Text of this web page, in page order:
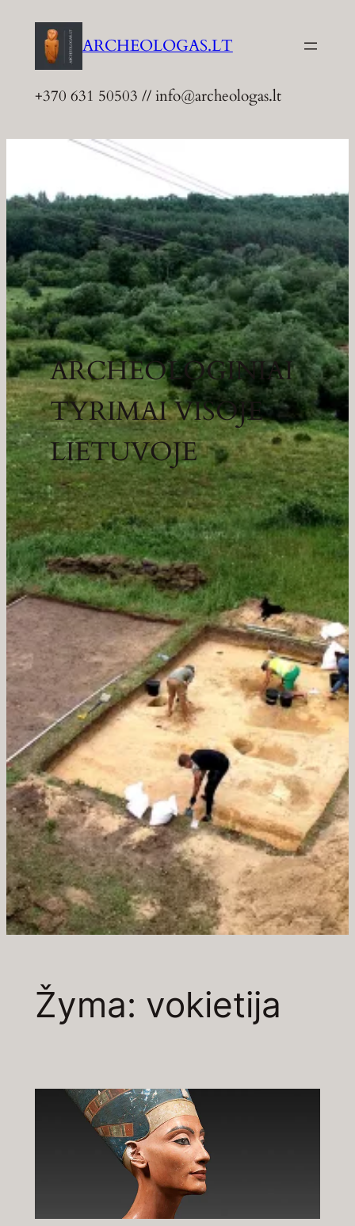
turinio
ARCHEOLOGAS.LT
+370 631 50503 // info@archeologas.lt
ARCHEOLOGINIAI
TYRIMAI VISOJE
LIETUVOJE
Žyma: vokietija